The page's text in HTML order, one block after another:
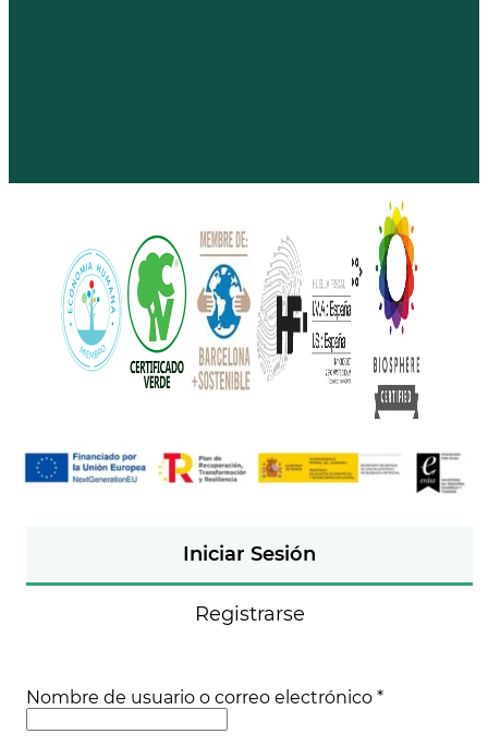
Iniciar Sesión
Registrarse
Nombre de usuario o correo electrónico *Obligatorio